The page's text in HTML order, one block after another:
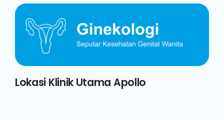
Lokasi Klinik Utama Apollo